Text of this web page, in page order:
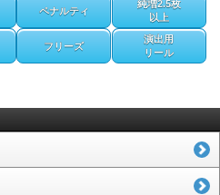
ペナルティ
純増2.5枚
以上
フリーズ
演出用
リール